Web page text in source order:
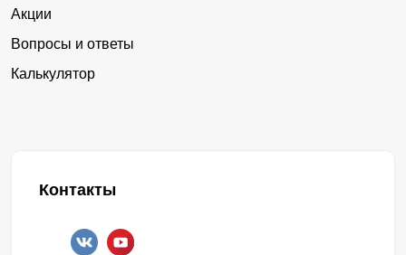
Акции
Вопросы и ответы
Калькулятор
Контакты